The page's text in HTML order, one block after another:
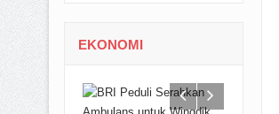
EKONOMI